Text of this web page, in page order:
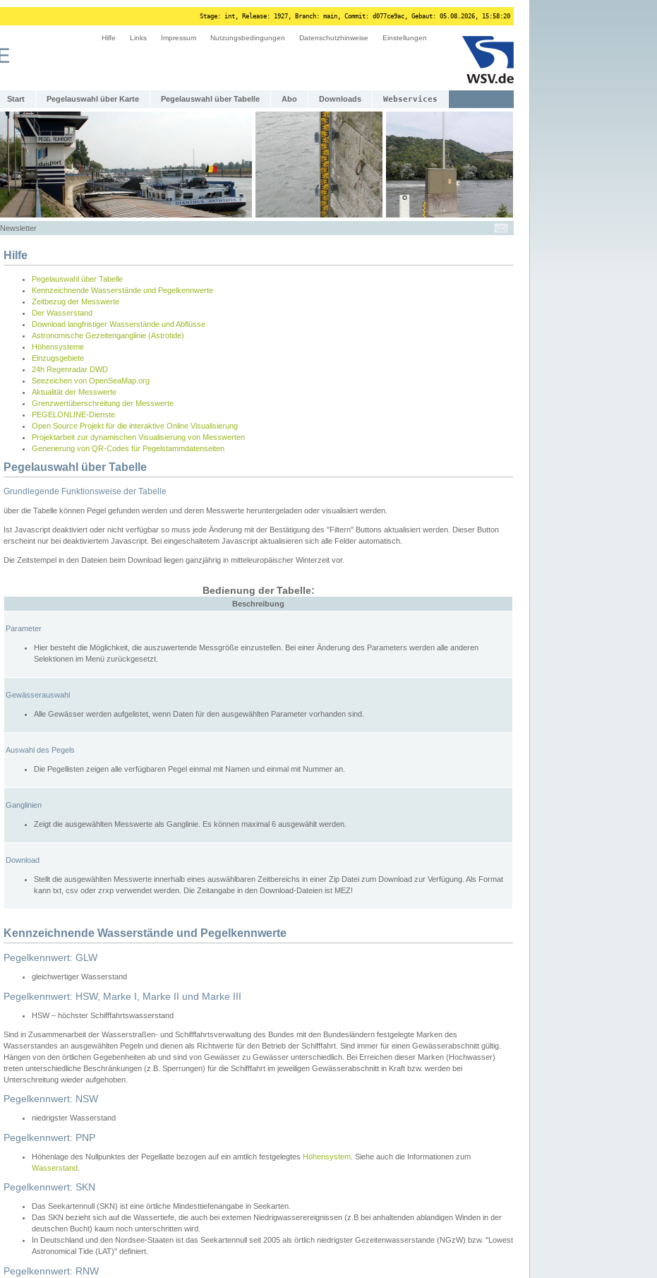
Stage: int, Release: 1927, Branch: main, Commit: d077ce9ac, Gebaut: 05.08.2026, 15:58:20
Hilfe Links Impressum Nutzungsbedingungen Datenschutzhinweise Einstellungen
Start Pegelauswahl über Karte Pegelauswahl über Tabelle Abo Downloads Webservices
Newsletter
Hilfe
Pegelauswahl über Tabelle
Kennzeichnende Wasserstände und Pegelkennwerte
Zeitbezug der Messwerte
Der Wasserstand
Download langfristiger Wasserstände und Abflüsse
Astronomische Gezeitenganglinie (Astrotide)
Höhensysteme
Einzugsgebiete
24h Regenradar DWD
Seezeichen von OpenSeaMap.org
Aktualität der Messwerte
Grenzwertüberschreitung der Messwerte
PEGELONLINE-Dienste
Open Source Projekt für die interaktive Online Visualisierung
Projektarbeit zur dynamischen Visualisierung von Messwerten
Generierung von QR-Codes für Pegelstammdatenseiten
Pegelauswahl über Tabelle
Grundlegende Funktionsweise der Tabelle
über die Tabelle können Pegel gefunden werden und deren Messwerte heruntergeladen oder visualisiert werden.
Ist Javascript deaktiviert oder nicht verfügbar so muss jede Änderung mit der Bestätigung des "Filtern" Buttons aktualisiert werden. Dieser Button
erscheint nur bei deaktiviertem Javascript. Bei eingeschaltetem Javascript aktualisieren sich alle Felder automatisch.
Die Zeitstempel in den Dateien beim Download liegen ganzjährig in mitteleuropäischer Winterzeit vor.
Bedienung der Tabelle:
Beschreibung
Parameter
Hier besteht die Möglichkeit, die auszuwertende Messgröße einzustellen. Bei einer Änderung des Parameters werden alle anderen
Selektionen im Menü zurückgesetzt.
Gewässerauswahl
Alle Gewässer werden aufgelistet, wenn Daten für den ausgewählten Parameter vorhanden sind.
Auswahl des Pegels
Die Pegellisten zeigen alle verfügbaren Pegel einmal mit Namen und einmal mit Nummer an.
Ganglinien
Zeigt die ausgewählten Messwerte als Ganglinie. Es können maximal 6 ausgewählt werden.
Download
Stellt die ausgewählten Messwerte innerhalb eines auswählbaren Zeitbereichs in einer Zip Datei zum Download zur Verfügung. Als Format
kann txt, csv oder zrxp verwendet werden. Die Zeitangabe in den Download-Dateien ist MEZ!
Kennzeichnende Wasserstände und Pegelkennwerte
Pegelkennwert: GLW
gleichwertiger Wasserstand
Pegelkennwert: HSW, Marke I, Marke II und Marke III
HSW – höchster Schifffahrtswasserstand
Sind in Zusammenarbeit der Wasserstraßen- und Schifffahrtsverwaltung des Bundes mit den Bundesländern festgelegte Marken des
Wasserstandes an ausgewählten Pegeln und dienen als Richtwerte für den Betrieb der Schifffahrt. Sind immer für einen Gewässerabschnitt gültig.
Hängen von den örtlichen Gegebenheiten ab und sind von Gewässer zu Gewässer unterschiedlich. Bei Erreichen dieser Marken (Hochwasser)
treten unterschiedliche Beschränkungen (z.B. Sperrungen) für die Schifffahrt im jeweiligen Gewässerabschnitt in Kraft bzw. werden bei
Unterschreitung wieder aufgehoben.
Pegelkennwert: NSW
niedrigster Wasserstand
Pegelkennwert: PNP
Höhenlage des Nullpunktes der Pegellatte bezogen auf ein amtlich festgelegtes Höhensystem . Siehe auch die Informationen zum
Wasserstand
Pegelkennwert: SKN
Das Seekartennull (SKN) ist eine örtliche Mindesttiefenangabe in Seekarten.
Das SKN bezieht sich auf die Wassertiefe, die auch bei extemen Niedrigwasserereignissen (z.B bei anhaltenden ablandigen Winden in der
deutschen Bucht) kaum noch unterschritten wird.
In Deutschland und den Nordsee-Staaten ist das Seekartennull seit 2005 als örtlich niedrigster Gezeitenwasserstande (NGzW) bzw. "Lowest
Astronomical Tide (LAT)" definiert.
Pegelkennwert: RNW